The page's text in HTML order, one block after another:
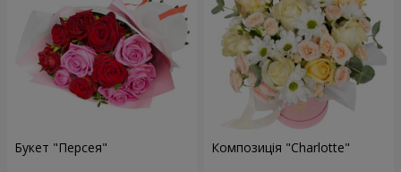
Букет "Персея" Композиція "Charlotte"